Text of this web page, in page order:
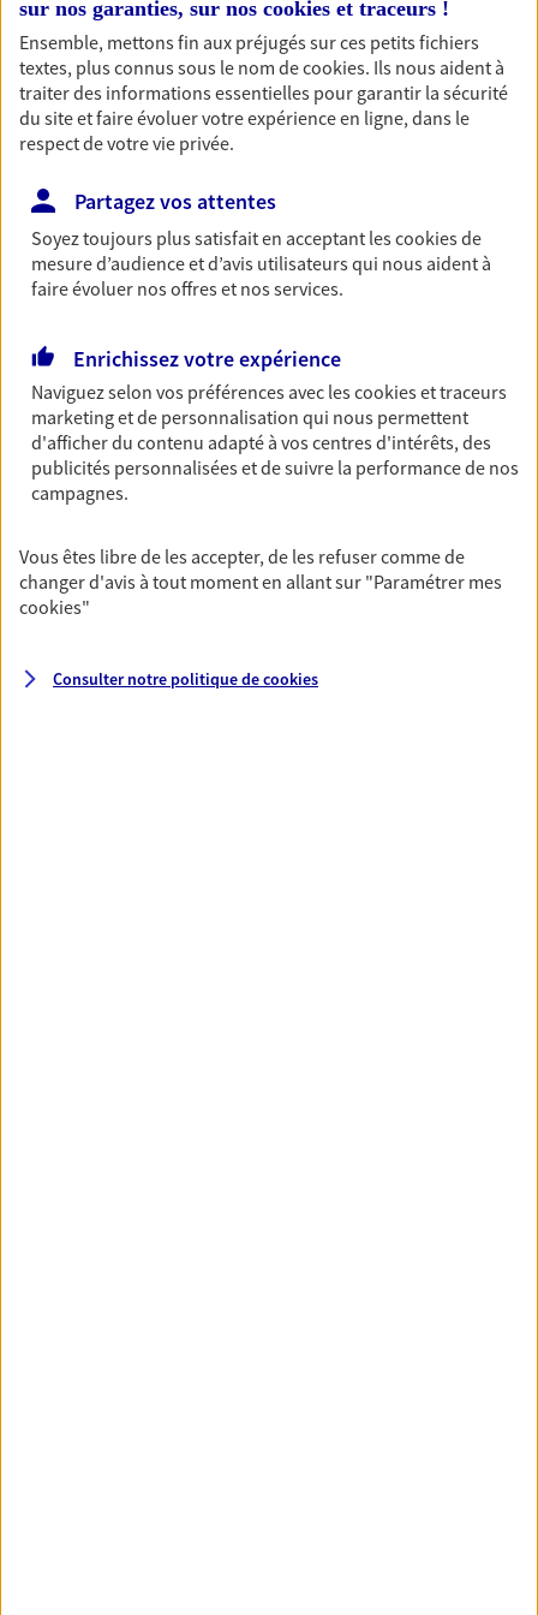
Retraite
Préparez sereinement ce nouveau chapitre de
votre vie avec les conseils d'un expert. Découvrez
notre solution PER (Plan Epargne Retraite)
spécialement conçue pour la retraite.
Santé
Couvrez vos dépenses de santé ainsi que celles de
votre famille avec la complémentaire santé qui
vous ressemble.
Prévoyance
Pour un avenir serein, assurez-vous avec notre
contrat prévoyance. Préservez vos proches en cas
d'accident ou de maladie en optant pour les
garanties incapacité temporaire totale de travail,
invalidité ou de décès.
sur nos garanties, sur nos cookies et traceurs !
Ensemble, mettons fin aux préjugés sur ces petits fichiers
textes, plus connus sous le nom decookies. Ils nous aident à
traiter des informations essentielles pour garantir la sécurité
du site et faire évoluer votre expérience en ligne, dans le
respect de votre vie privée.
Partagez vos attentes
Soyez toujours plus satisfait en acceptant lescookiesde
mesure d’audience et d’avis utilisateurs qui nous aident à
faire évoluer nos offres et nos services.
Enrichissez votre expérience
Naviguez selon vos préférences avec lescookies et traceurs
marketing et de personnalisation qui nous permettent
d'afficher du contenu adapté à vos centres d'intérêts, des
publicités personnalisées et de suivre la performance de nos
campagnes.
Vous êtes libre de les accepter, de les refuser comme de
changer d'avis à tout moment en allant sur "Paramétrer mes
cookies"
Consulter notre politique decookies